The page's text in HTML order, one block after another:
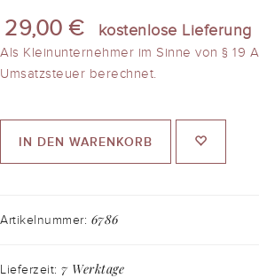
29,00 € kostenlose Lieferung
Als Kleinunternehmer im Sinne von § 19
Umsatzsteuer berechnet.
IN DEN WARENKORB
Artikelnummer: 6786
Lieferzeit: 7 Werktage